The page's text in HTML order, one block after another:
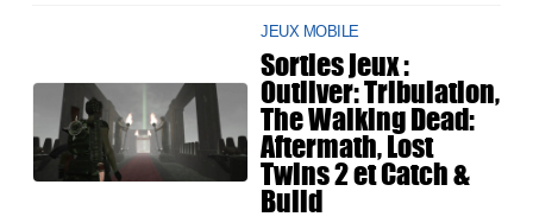
JEUX MOBILE
Sorties jeux :
Outliver: Tribulation,
The Walking Dead:
Aftermath, Lost
Twins 2 et Catch &
Build